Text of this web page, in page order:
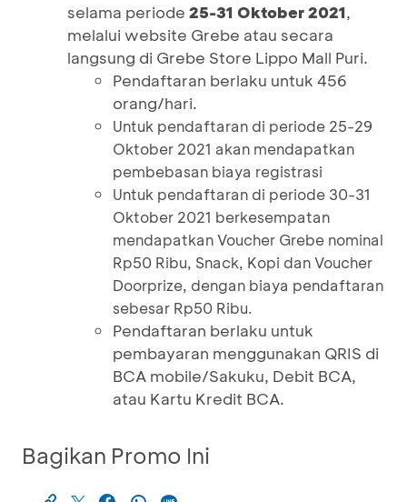
selama periode 25-31 Oktober 2021,
melalui website Grebe atau secara
langsung di Grebe Store Lippo Mall Puri.
Pendaftaran berlaku untuk 456
orang/hari.
Untuk pendaftaran di periode 25-29
Oktober 2021 akan mendapatkan
pembebasan biaya registrasi
Untuk pendaftaran di periode 30-31
Oktober 2021 berkesempatan
mendapatkan Voucher Grebe nominal
Rp50 Ribu, Snack, Kopi dan Voucher
Doorprize, dengan biaya pendaftaran
sebesar Rp50 Ribu.
Pendaftaran berlaku untuk
pembayaran menggunakan QRIS di
BCA mobile/Sakuku, Debit BCA,
atau Kartu Kredit BCA.
Bagikan Promo Ini